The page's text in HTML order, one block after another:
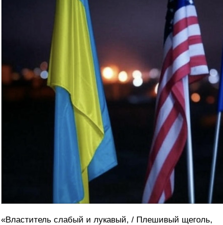
«Властитель слабый и лукавый, / Плешивый щеголь,